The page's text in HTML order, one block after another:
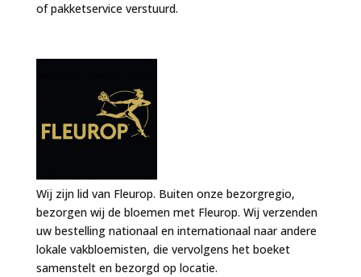
of pakketservice verstuurd.
Wij zijn lid van Fleurop. Buiten onze bezorgregio,
bezorgen wij de bloemen met Fleurop. Wij verzenden
uw bestelling nationaal en internationaal naar andere
lokale vakbloemisten, die vervolgens het boeket
samenstelt en bezorgd op locatie.